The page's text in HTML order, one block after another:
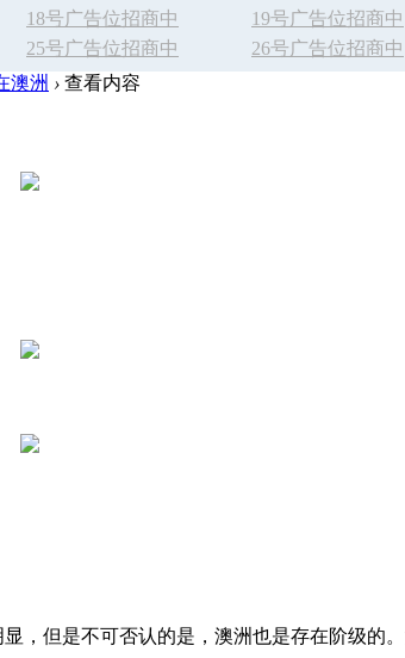
18号广告位招商中 19号广告位招商中
25号广告位招商中 26号广告位招商中
澳洲 › 查看内容
，但是不可否认的是，澳洲也是存在阶级的